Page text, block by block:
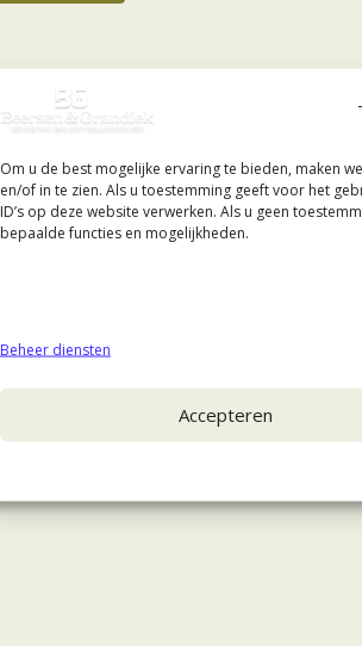
Om u de best mogelijke ervaring te bieden, maken
en/of in te zien. Als u toestemming geeft voor het
ID’s op deze website verwerken. Als u geen
bepaalde functies en mogelijkheden.
Beheer diensten
Accepteren